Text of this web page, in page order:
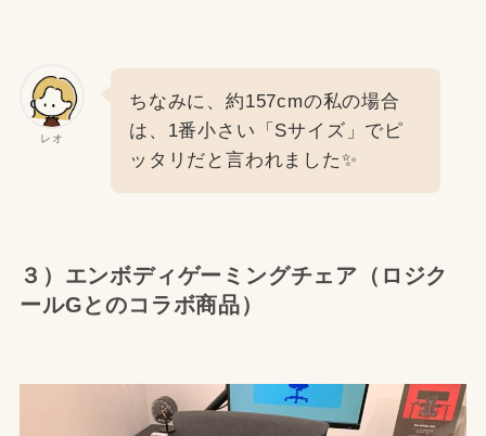
レオ
ちなみに、約157cmの私の場合
は、1番小さい「Sサイズ」でピ
ッタリだと言われました✨
３）エンボディゲーミングチェア（ロジク
ールGとのコラボ商品）